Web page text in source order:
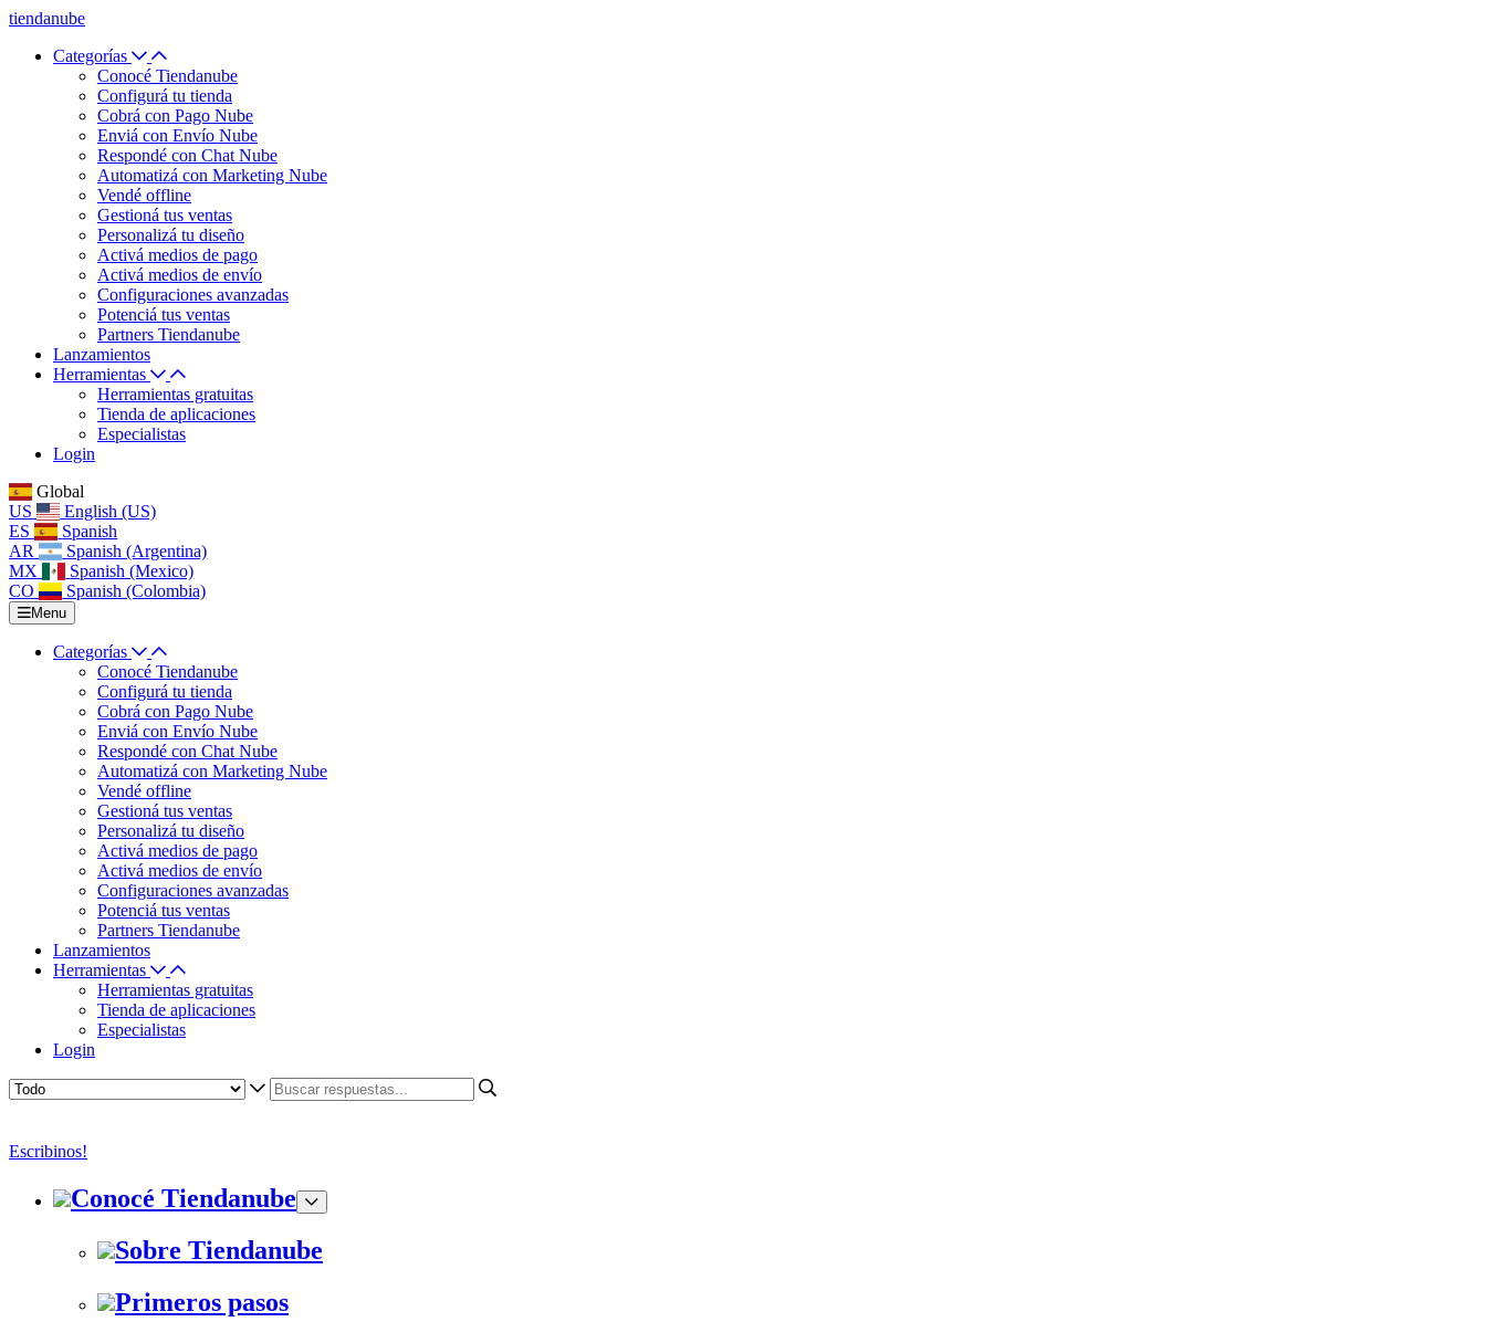
tiendanube
Categorías
Conocé Tiendanube
Configurá tu tienda
Cobrá con Pago Nube
Enviá con Envío Nube
Respondé con Chat Nube
Automatizá con Marketing Nube
Vendé offline
Gestioná tus ventas
Personalizá tu diseño
Activá medios de pago
Activá medios de envío
Configuraciones avanzadas
Potenciá tus ventas
Partners Tiendanube
Lanzamientos
Herramientas
Herramientas gratuitas
Tienda de aplicaciones
Especialistas
Login
Global
US
English (US)
ES
Spanish
AR
Spanish (Argentina)
MX
Spanish (Mexico)
CO
Spanish (Colombia)
Menu
Categorías
Conocé Tiendanube
Configurá tu tienda
Cobrá con Pago Nube
Enviá con Envío Nube
Respondé con Chat Nube
Automatizá con Marketing Nube
Vendé offline
Gestioná tus ventas
Personalizá tu diseño
Activá medios de pago
Activá medios de envío
Configuraciones avanzadas
Potenciá tus ventas
Partners Tiendanube
Lanzamientos
Herramientas
Herramientas gratuitas
Tienda de aplicaciones
Especialistas
Login
Escribinos!
Conocé Tiendanube
Sobre Tiendanube
Primeros pasos